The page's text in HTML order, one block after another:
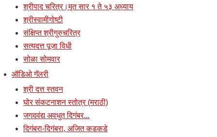
श्रीपाद चरित्र।मृत सार १ ते ५३ अध्याय
श्रीस्वामीगोष्टी
संक्षिप्त श्रीगुरुचरित्र
सत्यदत्त पूजा विधी
सोळा सोमवार
ऑडिओ गॅलरी
श्री दत्त स्तवन
घोर संकटनाशन स्तोत्र (मराठी)
जगदवंद्य अवधुत दिगंबर...
दिगंबरा-दिगंबरा, अजित कडकडे